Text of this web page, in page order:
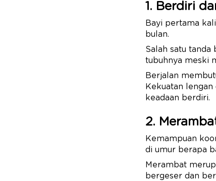
1. Berdiri
Bayi pertama
bulan.
Salah satu
tubuhnya meski
Berjalan
Kekuatan
keadaan berdiri.
2.
Kemampuan
di umur berapa
Merambat
bergeser dan